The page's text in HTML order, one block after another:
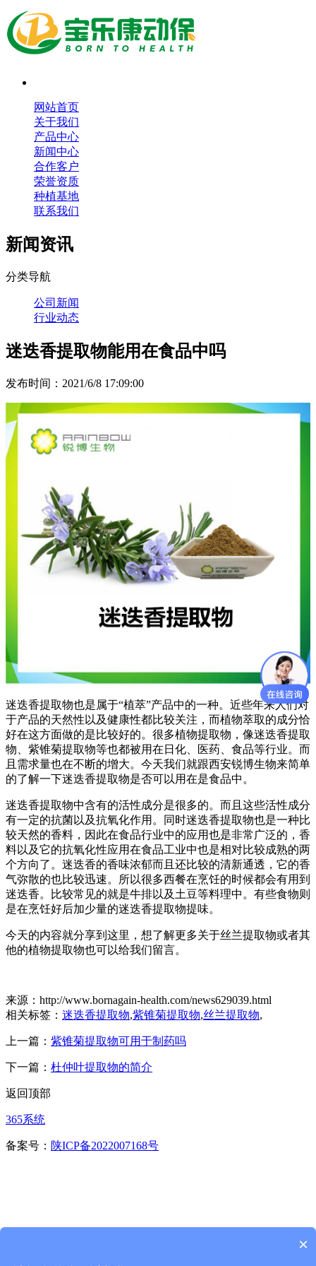
网站首页
关于我们
产品中心
新闻中心
合作客户
荣誉资质
种植基地
联系我们
新闻资讯
分类导航
公司新闻
行业动态
迷迭香提取物能用在食品中吗
发布时间：2021/6/8 17:09:00
迷迭香提取物也是属于“植萃”产品中的一种。近些年来人们对
于产品的天然性以及健康性都比较关注，而植物萃取的成分恰
好在这方面做的是比较好的。很多植物提取物，像迷迭香提取
物、紫锥菊提取物等也都被用在日化、医药、食品等行业。而
且需求量也在不断的增大。今天我们就跟西安锐博生物来简单
的了解一下迷迭香提取物是否可以用在是食品中。
迷迭香提取物中含有的活性成分是很多的。而且这些活性成分
有一定的抗菌以及抗氧化作用。同时迷迭香提取物也是一种比
较天然的香料，因此在食品行业中的应用也是非常广泛的，香
料以及它的抗氧化性应用在食品工业中也是相对比较成熟的两
个方向了。迷迭香的香味浓郁而且还比较的清新通透，它的香
气弥散的也比较迅速。所以很多西餐在烹饪的时候都会有用到
迷迭香。比较常见的就是牛排以及土豆等料理中。有些食物则
是在烹饪好后加少量的迷迭香提取物提味。
今天的内容就分享到这里，想了解更多关于丝兰提取物或者其
他的植物提取物也可以给我们留言。
来源：http://www.bornagain-health.com/news629039.html
相关标签： 迷迭香提取物,紫锥菊提取物,丝兰提取物,
上一篇： 紫锥菊提取物可用于制药吗
下一篇： 杜仲叶提取物的简介
返回顶部
365系统
备案号： 陕ICP备2022007168号
×